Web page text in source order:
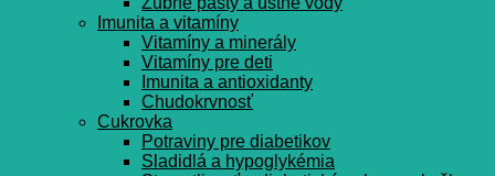
Imunita a vitamíny
Vitamíny a minerály
Vitamíny pre deti
Imunita a antioxidanty
Chudokrvnosť
Cukrovka
Potraviny pre diabetikov
Sladidlá a hypoglykémia